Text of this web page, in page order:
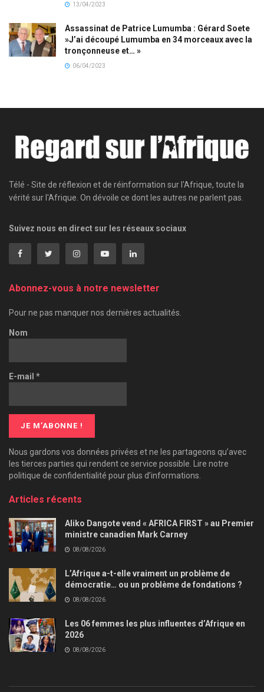
13/04/2023
Assassinat de Patrice Lumumba : Gérard Soete
»J’ai découpé Lumumba en 34 morceaux avec la
tronçonneuse et… »
06/04/2023
Télé - Site de réflexion et de réinformation sur l'Afrique, toute la
vérité sur l'Afrique. On dévoile ce dont les autres ne parlent pas.
Suivez nous en direct sur les réseaux sociaux
Abonnez-vous à notre newsletter
Pour ne pas manquer nos dernières actualités.
Nom
E-mail *
Nous gardons vos données privées et ne les partageons qu’avec
les tierces parties qui rendent ce service possible. Lire notre
politique de confidentialité pour plus d’informations.
Articles récents
Aliko Dangote vend « AFRICA FIRST » au Premier
ministre canadien Mark Carney
08/08/2026
L’Afrique a-t-elle vraiment un problème de
démocratie… ou un problème de fondations ?
08/08/2026
Les 06 femmes les plus influentes d’Afrique en
2026
08/08/2026